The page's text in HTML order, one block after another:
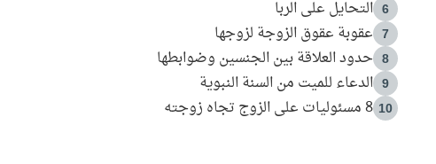
6 التحايل على الربا
7 عقوبة عقوق الزوجة لزوجها
8 حدود العلاقة بين الجنسين وضوابطها
9 الدعاء للميت من السنة النبوية
10 8 مسئوليات على الزوج تجاه زوجته